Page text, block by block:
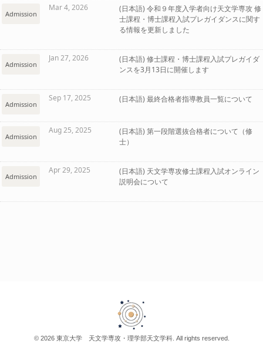
サイトマップ English
Admission
Mar 4, 2026
(日本語) 令和９年度入学者向け天文学専攻 修
士課程・博士課程入試プレガイダンスに関す
る情報を更新しました
Admission
Jan 27, 2026
(日本語) 修士課程・博士課程入試プレガイダ
ンスを3月13日に開催します
Admission
Sep 17, 2025 (日本語) 最終合格者指導教員一覧について
Admission
Aug 25, 2025
(日本語) 第一段階選抜合格者について（修
士）
Admission
Apr 29, 2025
(日本語) 天文学専攻修士課程入試オンライン
説明会について
© 2026 東京大学 天文学専攻・理学部天文学科. All rights reserved.